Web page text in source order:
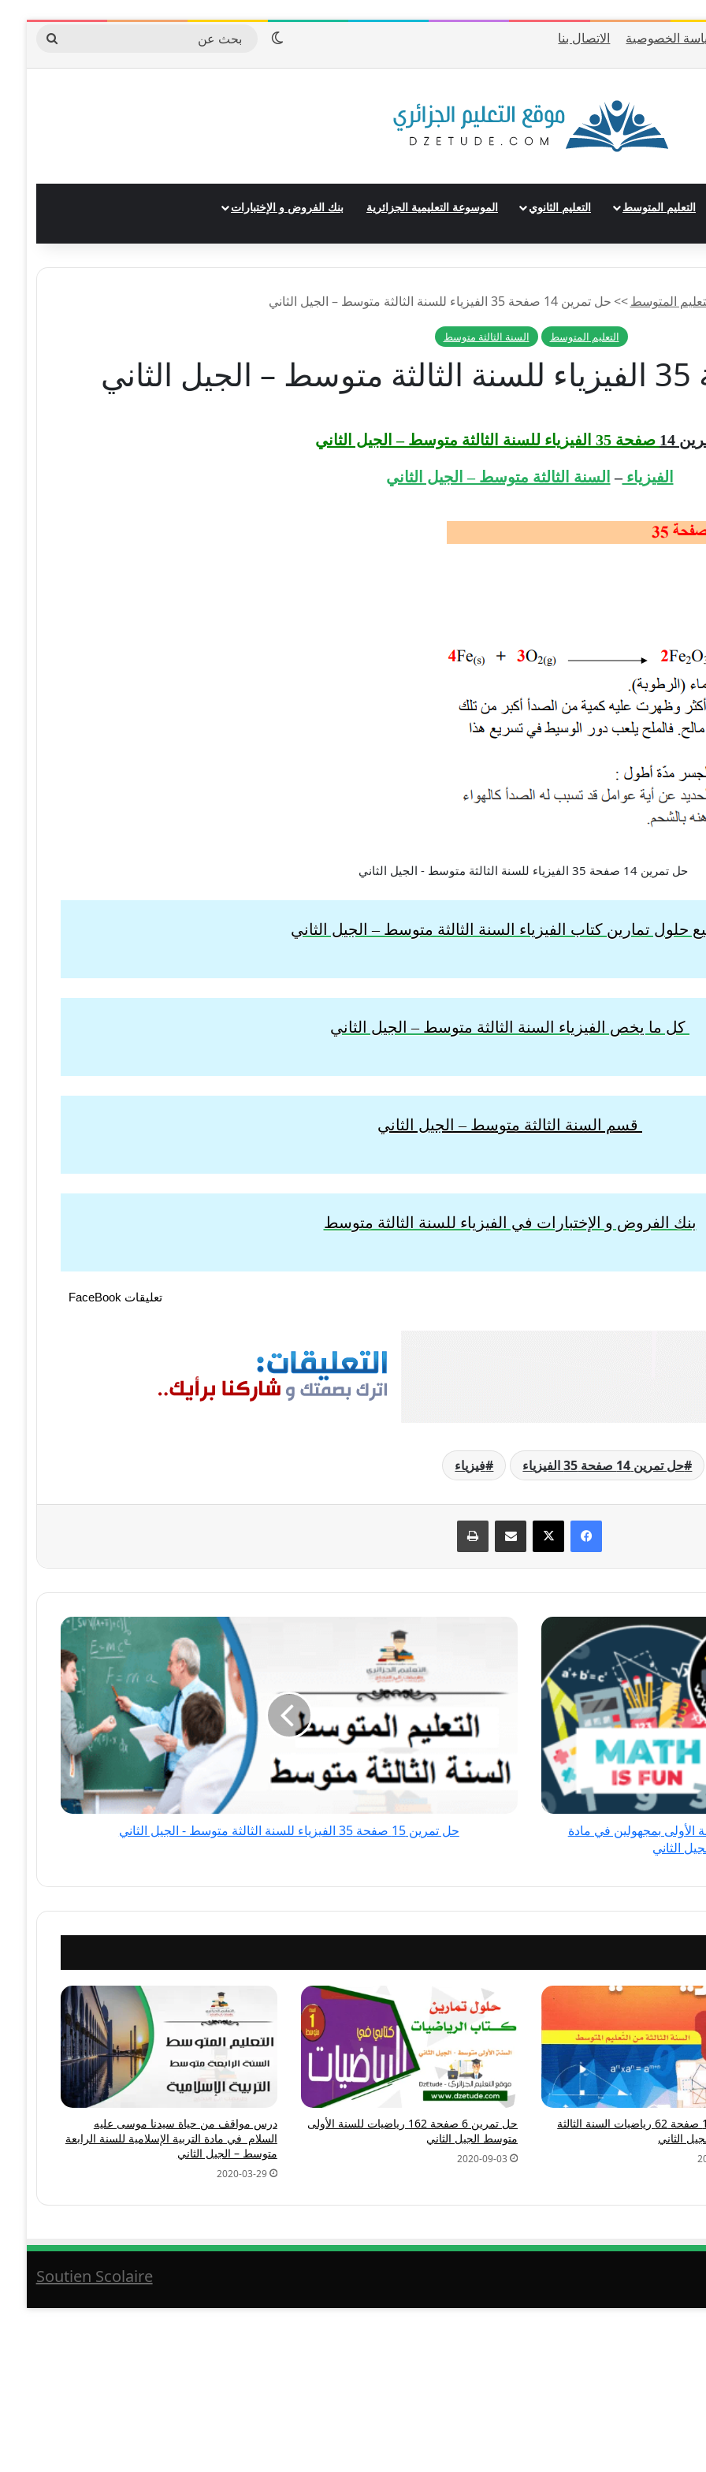
الخصوصية الاتصال بنا الوضع المظلم
بحث
عن
التعليم المتوسط التعليم الثانوي الموسوعة التعليمية الجزائرية بنك الفروض و الإختبارات
المتوسط >>حل تمرين 14 صفحة 35 الفيزياء للسنة الثالثة متوسط – الجيل الثاني
التعليم المتوسط السنة الثالثة متوسط
14 صفحة 35 الفيزياء للسنة الثالثة متوسط – الجيل الثاني
الفيزياء– السنة الثالثة متوسط – الجيل الثاني
حلول تمارين كتاب الفيزياء السنة الثالثة متوسط – الجيل الثاني
كل ما يخص الفيزياء السنة الثالثة متوسط – الجيل الثاني
قسم السنة الثالثة متوسط – الجيل الثاني
بنك الفروض و الإختبارات في الفيزياء للسنة الثالثة متوسط
تعليقات FaceBook
حل تمرين 14 صفحة 35 الفيزياء فيزياء
فيسبوك
‫X مشاركة عبر البريد طباعة
بمجهولين في مادة
الثاني
الثالثة
متوسط
حل تمرين 15 صفحة 35 الفيزياء للسنة الثالثة متوسط - الجيل الثاني
حل تمرين 1 صفحة 62 رياضيات السنة الثالثة
الثاني
حل تمرين 6 صفحة 162 رياضيات للسنة الأولى
متوسط الجيل الثاني
2020-09-03
درس مواقف من حياة سيدنا موسى عليه
السلام في مادة التربية الإسلامية للسنة الرابعة
متوسط – الجيل الثاني
2020-03-29
Soutien Scolaire